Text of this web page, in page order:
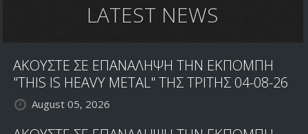
DarknessLATEST NEWS
ΑΚΟΥΣΤΕ ΣΕ ΕΠΑΝΑΛΗΨΗ ΤΗΝ ΕΚΠΟΜΠΗ
"THIS IS HEAVY METAL" ΤΗΣ ΤΡΙΤΗΣ 04-08-26
August 05, 2026